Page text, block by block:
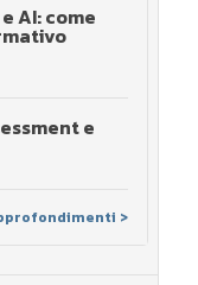
AI: come
e
>